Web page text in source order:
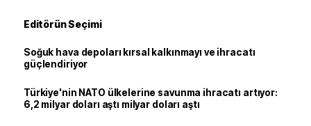
Editörün Seçimi
Soğuk hava depoları kırsal kalkınmayı ve ihracatı
güçlendiriyor
Türkiye'nin NATO ülkelerine savunma ihracatı artıyor:
6,2 milyar doları aştı milyar doları aştı